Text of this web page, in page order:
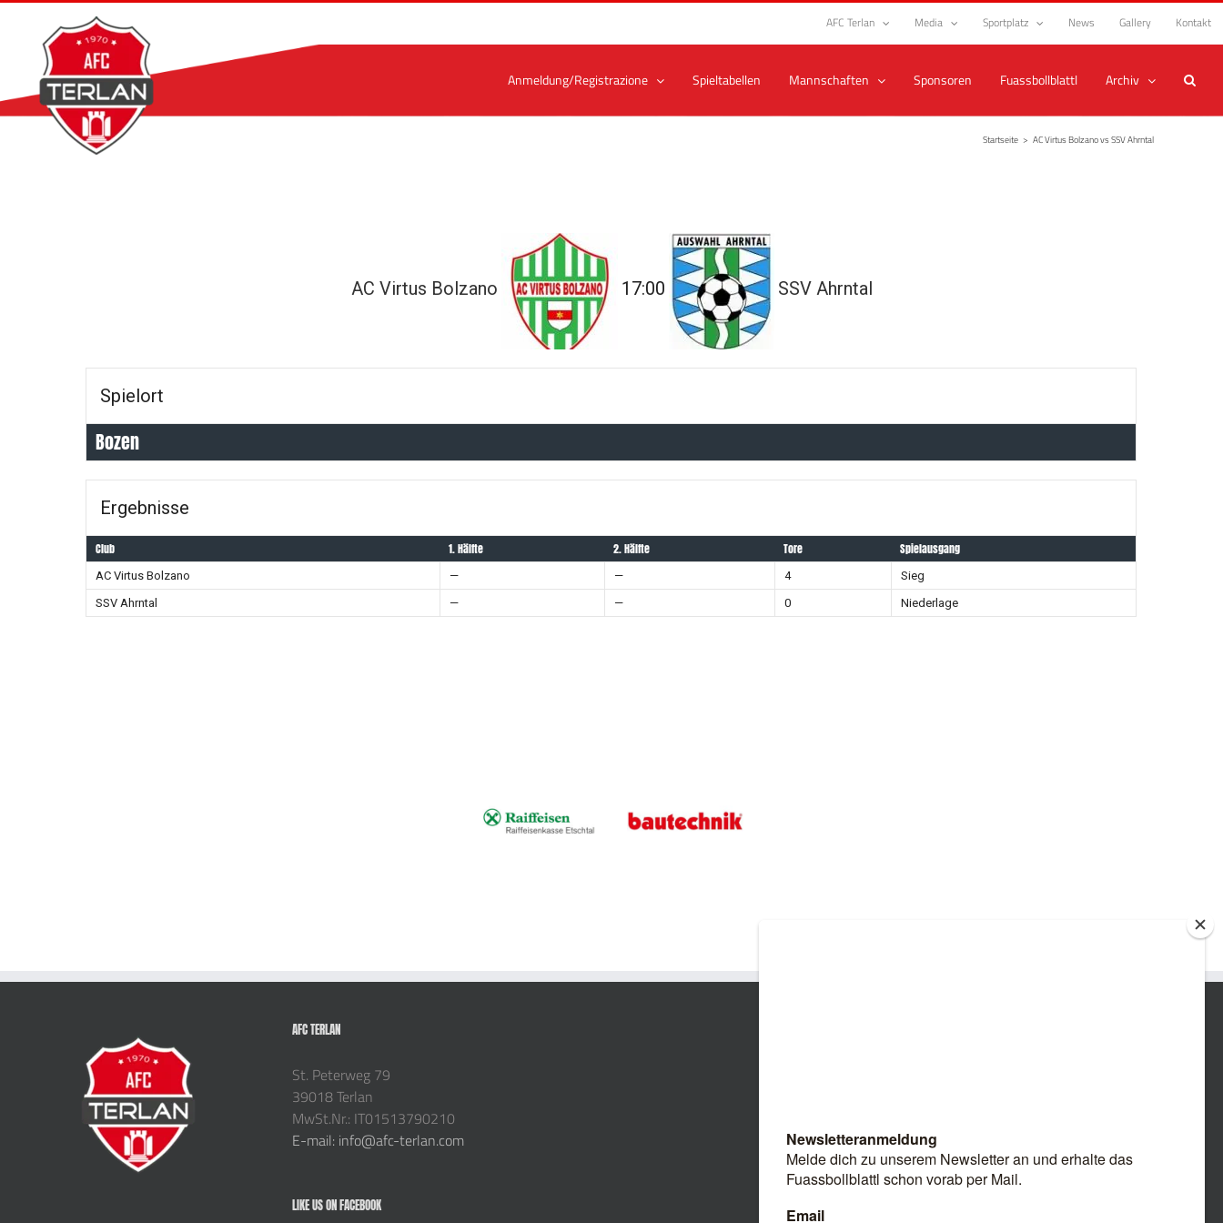
Zum
springen
AFC Terlan Media Sportplatz News Gallery Kontakt
Anmeldung/Registrazione Spieltabellen Mannschaften Sponsoren Fuassbollblattl Archiv
Startseite > AC Virtus Bolzano vs SSV Ahrntal
AC Virtus Bolzano 17:00 SSV Ahrntal
Spielort
Bozen
Ergebnisse
Club 1. Hälfte 2. Hälfte Tore Spielausgang
AC Virtus Bolzano — — 4
Sieg
SSV Ahrntal
— — 0 Niederlage
AFC TERLAN
St. Peterweg 79
39018 Terlan
MwSt.Nr.: IT01513790210
E-mail: info@afc-terlan.com
LIKE US ON FACEBOOK